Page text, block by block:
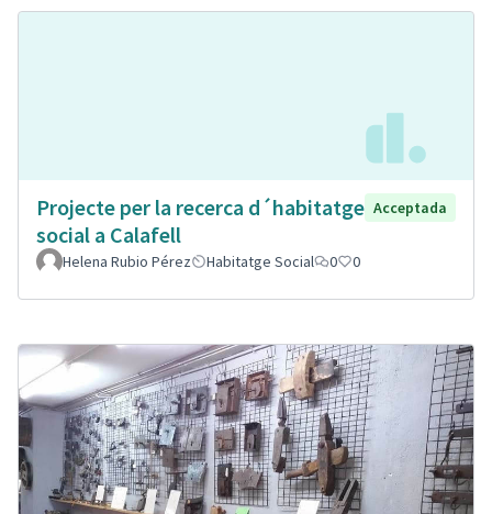
Projecte per la recerca d´habitatge
social a Calafell
Acceptada
Helena Rubio Pérez Habitatge Social 0 0